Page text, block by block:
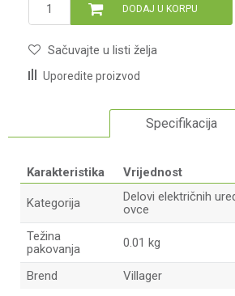
DODAJ U KORPU
Sačuvajte u listi želja
Uporedite proizvod
Specifikacija
Karakteristika Vrijednost
Kategorija
Delovi električnih
ovce
Težina
pakovanja
0.01 kg
Brend Villager